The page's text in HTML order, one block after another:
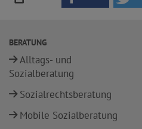
BERATUNG
Alltags- und
Sozialberatung
Sozialrechtsberatung
Mobile Sozialberatung